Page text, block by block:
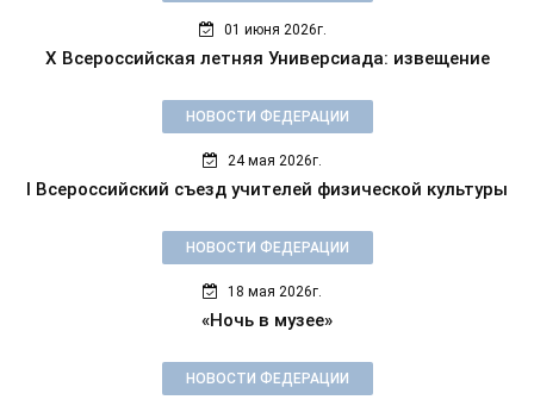
01 июня 2026г.
X Всероссийская летняя Универсиада: извещение
НОВОСТИ ФЕДЕРАЦИИ
24 мая 2026г.
I Всероссийский съезд учителей физической культуры
НОВОСТИ ФЕДЕРАЦИИ
18 мая 2026г.
«Ночь в музее»
НОВОСТИ ФЕДЕРАЦИИ